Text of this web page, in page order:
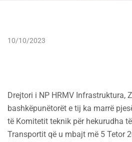
10/10/2023
Drejtori i NP HRMV Infrastruktura,
bashkëpunëtorët e tij ka marrë
të Komitetit teknik për hekurudha
Transportit që u mbajt më 5 Tetor